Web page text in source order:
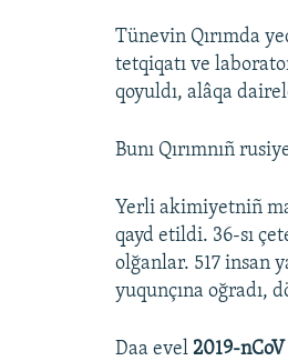
Tünevin Qırımda
tetqiqatı ve
qoyuldı, alâqa
Bunı Qırımnıñ
Yerli akimiyetniñ
qayd etildi. 36-sı
olğanlar. 517 insan
yuqunçına oğradı,
Daa evel2019-